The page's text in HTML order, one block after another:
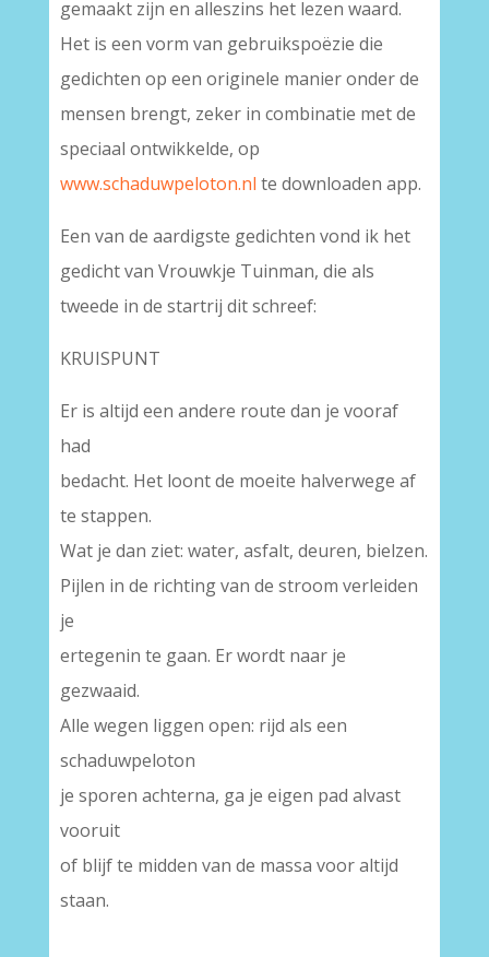
gemaakt zijn en alleszins het lezen waard.
Het is een vorm van gebruikspoëzie die
gedichten op een originele manier onder de
mensen brengt, zeker in combinatie met de
speciaal ontwikkelde, op
www.schaduwpeloton.nl te downloaden app.
Een van de aardigste gedichten vond ik het
gedicht van Vrouwkje Tuinman, die als
tweede in de startrij dit schreef:
KRUISPUNT
Er is altijd een andere route dan je vooraf
had
bedacht. Het loont de moeite halverwege af
te stappen.
Wat je dan ziet: water, asfalt, deuren, bielzen.
Pijlen in de richting van de stroom verleiden
je
ertegenin te gaan. Er wordt naar je
gezwaaid.
Alle wegen liggen open: rijd als een
schaduwpeloton
je sporen achterna, ga je eigen pad alvast
vooruit
of blijf te midden van de massa voor altijd
staan.